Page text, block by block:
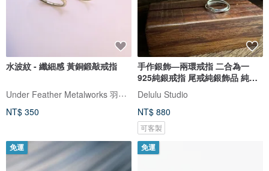
水波紋 - 纖細感 黃銅鍛敲戒指
Under Feather Metalworks 羽下金工
NT$ 350
手作銀飾—兩環戒指 二合為一
925純銀戒指 尾戒純銀飾品 純銀
戒
Delulu Studio
NT$ 880
可客製
免運 免運